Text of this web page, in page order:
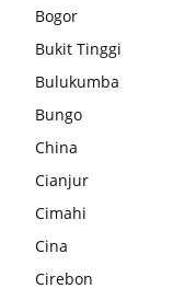
Bogor
Bukit Tinggi
Bulukumba
Bungo
China
Cianjur
Cimahi
Cina
Cirebon